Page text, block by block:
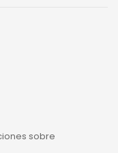
sobre